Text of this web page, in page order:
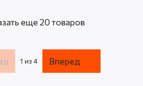
еще 20 товаров
1 из 4 Вперед